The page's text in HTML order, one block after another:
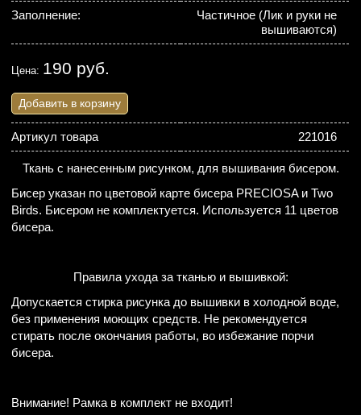
Заполнение:
Частичное (Лик и руки не
вышиваются)
Цена: 190 руб.
Добавить в корзину
Артикул товара 221016
Ткань с нанесенным рисунком, для вышивания бисером.
Бисер указан по цветовой карте бисера PRECIOSA и Two
Birds. Бисером не комплектуется. Используется 11 цветов
бисера.
Правила ухода за тканью и вышивкой:
Допускается стирка рисунка до вышивки в холодной воде,
без применения моющих средств. Не рекомендуется
стирать после окончания работы, во избежание порчи
бисера.
Внимание! Рамка в комплект не входит!